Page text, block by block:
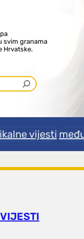
svim granama
Hrvatske.
vijesti